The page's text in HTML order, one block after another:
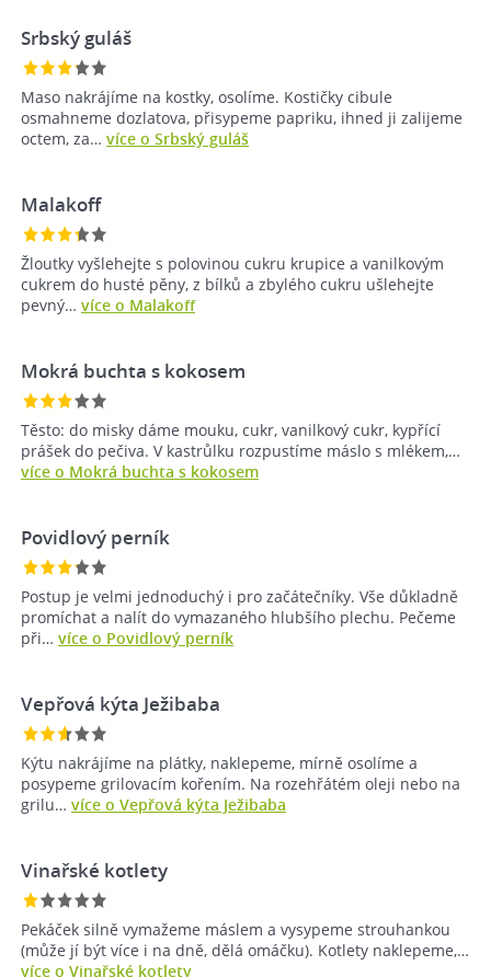
Srbský guláš
Maso nakrájíme na kostky, osolíme. Kostičky cibule
osmahneme dozlatova, přisypeme papriku, ihned ji zalijeme
octem, za… více o Srbský guláš
Malakoff
Žloutky vyšlehejte s polovinou cukru krupice a vanilkovým
cukrem do husté pěny, z bílků a zbylého cukru ušlehejte
pevný… více o Malakoff
Mokrá buchta s kokosem
Těsto: do misky dáme mouku, cukr, vanilkový cukr, kypřící
prášek do pečiva. V kastrůlku rozpustíme máslo s mlékem,…
více o Mokrá buchta s kokosem
Povidlový perník
Postup je velmi jednoduchý i pro začátečníky. Vše důkladně
promíchat a nalít do vymazaného hlubšího plechu. Pečeme
při… více o Povidlový perník
Vepřová kýta Ježibaba
Kýtu nakrájíme na plátky, naklepeme, mírně osolíme a
posypeme grilovacím kořením. Na rozehřátém oleji nebo na
grilu… více o Vepřová kýta Ježibaba
Vinařské kotlety
Pekáček silně vymažeme máslem a vysypeme strouhankou
(může jí být více i na dně, dělá omáčku). Kotlety naklepeme,…
více o Vinařské kotlety